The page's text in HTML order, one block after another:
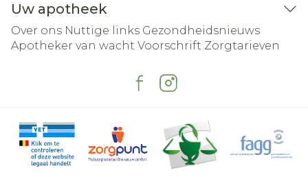
Uw apotheek
Over ons Nuttige links Gezondheidsnieuws
Apotheker van wacht Voorschrift Zorgtarieven